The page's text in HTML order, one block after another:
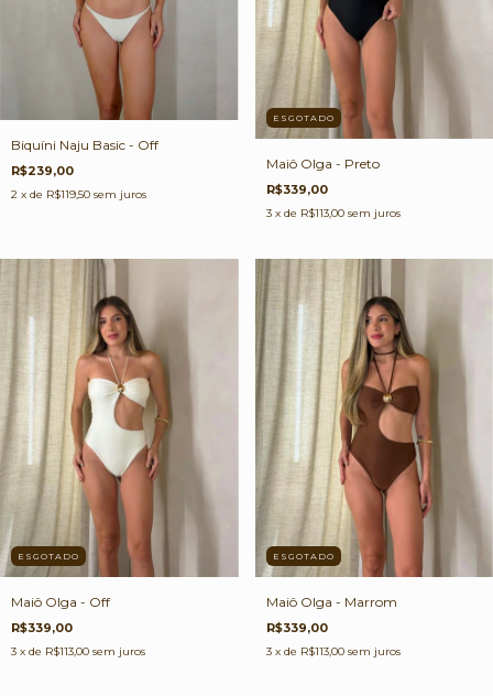
Biquíni Naju Basic - Off
R$239,00
2 x de R$119,50 sem juros
ESGOTADO
Maiô Olga - Preto
R$339,00
3 x de R$113,00 sem juros
ESGOTADO
Maiô Olga - Off
R$339,00
3 x de R$113,00 sem juros
ESGOTADO
Maiô Olga - Marrom
R$339,00
3 x de R$113,00 sem juros